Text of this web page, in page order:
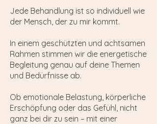
Jede Behandlung ist so individuell wie
der Mensch, der zu mir kommt.
In einem geschützten und achtsamen
Rahmen stimmen wir die energetische
Begleitung genau auf deine Themen
und Bedürfnisse ab.
Ob emotionale Belastung, körperliche
Erschöpfung oder das Gefühl, nicht
ganz bei dir zu sein – mit einer